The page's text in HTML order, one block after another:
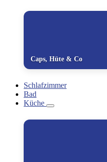
Caps, Hüte & Co
Schlafzimmer
Bad
Küche